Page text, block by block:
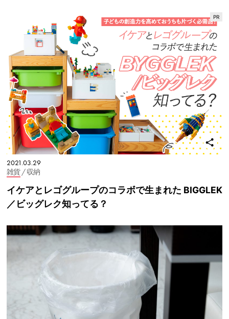
2021.03.29
雑貨/ 収納
イケアとレゴグループのコラボで生まれた BIGGLEK
／ビッグレク知ってる？